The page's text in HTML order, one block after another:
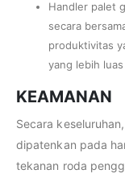
Handler palet
secara
produktivitas
yang lebih luas
KEAMANAN
Secara
dipatenkan pada
tekanan roda